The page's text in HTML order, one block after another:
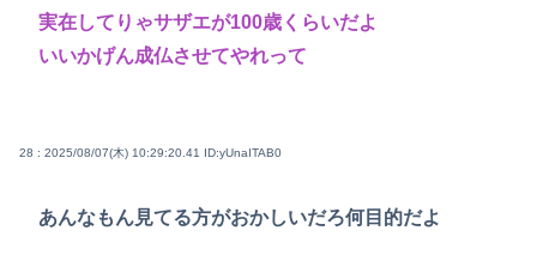
実在してりゃサザエが100歳くらいだよ
いいかげん成仏させてやれって
28 : 2025/08/07(木) 10:29:20.41 ID:yUnaITAB0
あんなもん見てる方がおかしいだろ何目的だよ